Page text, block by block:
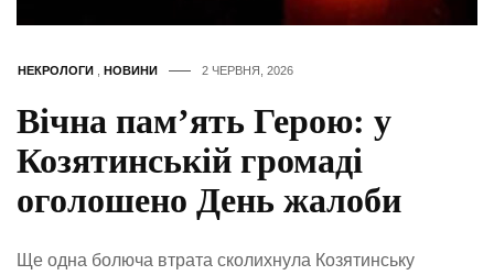
НЕКРОЛОГИ НОВИНИ 2 ЧЕРВНЯ, 2026
Вічна пам’ять Герою: у
Козятинській громаді
оголошено День жалоби
Ще одна болюча втрата сколихнула Козятинську